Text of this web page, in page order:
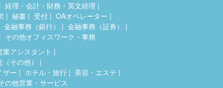
経理・会計・財務・英文経理
秘書 受付
OAオペレーター
金融事務（銀行）
金融事務（証券）
その他オフィスワーク・事務
業アシスタント
その他）
ザー
ホテル・旅行
美容・エステ
の他営業・サービス